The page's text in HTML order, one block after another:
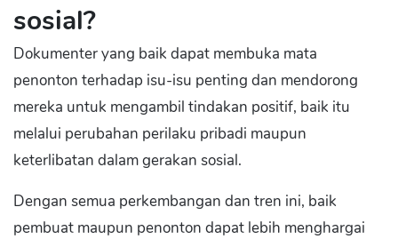
sosial?
Dokumenter yang baik dapat membuka mata
penonton terhadap isu-isu penting dan mendorong
mereka untuk mengambil tindakan positif, baik itu
melalui perubahan perilaku pribadi maupun
keterlibatan dalam gerakan sosial.
Dengan semua perkembangan dan tren ini, baik
pembuat maupun penonton dapat lebih menghargai